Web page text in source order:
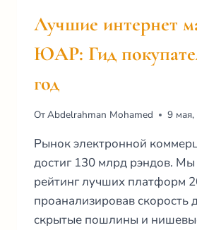
Лучшие интернет
ЮАР: Гид
год
ОтAbdelrahman Mohamed 9
Рынок электронной
достиг 130 млрд рэндов. Мы
рейтинг лучших платформ
проанализировав скорость
скрытые пошлины и